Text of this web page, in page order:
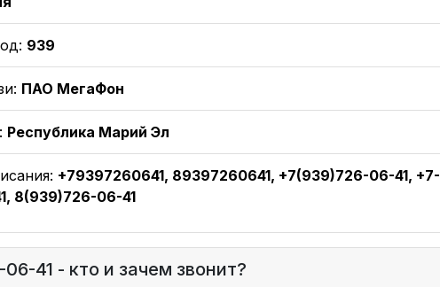
939
ПАО МегаФон
Республика Марий Эл
+79397260641, 89397260641, +7(939)726-06-41, +7-
8(939)726-06-41
41 - кто и зачем звонит?